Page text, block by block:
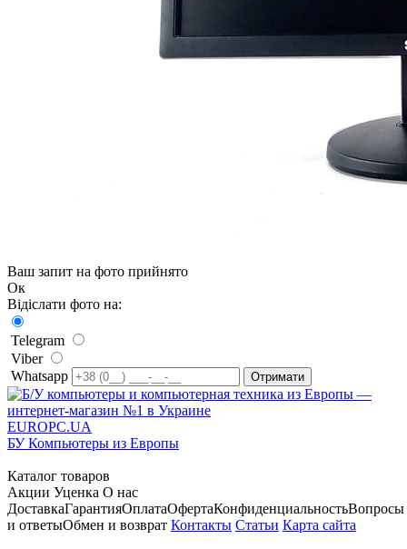
Ваш запит на фото прийнято
Ок
Відіслати фото на:
Telegram
Viber
Whatsapp
EUROPC.UA
БУ Компьютеры из Европы
Каталог товаров
Акции Уценка О нас
ДоставкаГарантияОплатаОфертаКонфиденциальностьВопросы
и ответыОбмен и возврат Контакты Статьи Карта сайта